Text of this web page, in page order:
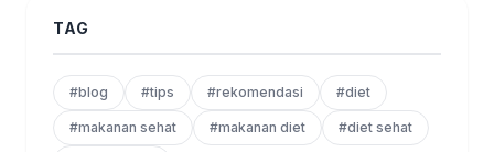
TAG
#blog #tips #rekomendasi #diet
#makanan sehat #makanan diet #diet sehat